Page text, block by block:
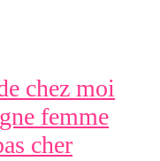
chez moi
femme
cher